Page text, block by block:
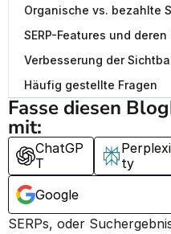
Organische vs. bezahlte
SERP-Features und
Verbesserung der
Häufig gestellte Fragen
Fasse diesen
mit:
ChatGP
T
Perplexi
ty
Google
SERPs, oder